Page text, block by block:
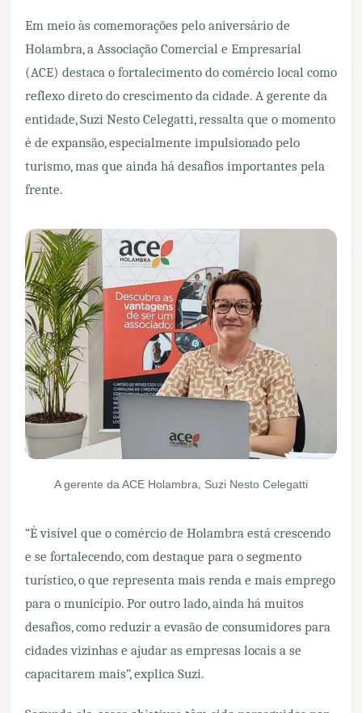
Em meio às comemorações pelo aniversário de
Holambra, a Associação Comercial e Empresarial
(ACE) destaca o fortalecimento do comércio local como
reflexo direto do crescimento da cidade. A gerente da
entidade, Suzi Nesto Celegatti, ressalta que o momento
é de expansão, especialmente impulsionado pelo
turismo, mas que ainda há desafios importantes pela
frente.
A gerente da ACE Holambra, Suzi Nesto Celegatti
“É visível que o comércio de Holambra está crescendo
e se fortalecendo, com destaque para o segmento
turístico, o que representa mais renda e mais emprego
para o município. Por outro lado, ainda há muitos
desafios, como reduzir a evasão de consumidores para
cidades vizinhas e ajudar as empresas locais a se
capacitarem mais”, explica Suzi.